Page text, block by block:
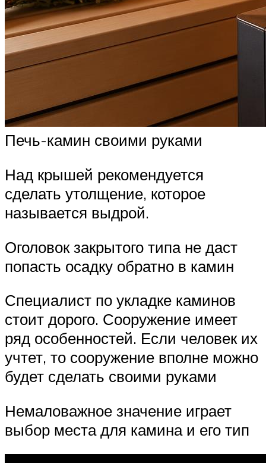
Печь-камин своими руками
Над крышей рекомендуется
сделать утолщение, которое
называется выдрой.
Оголовок закрытого типа не даст
попасть осадку обратно в камин
Специалист по укладке каминов
стоит дорого. Сооружение имеет
ряд особенностей. Если человек их
учтет, то сооружение вполне можно
будет сделать своими руками
Немаловажное значение играет
выбор места для камина и его тип